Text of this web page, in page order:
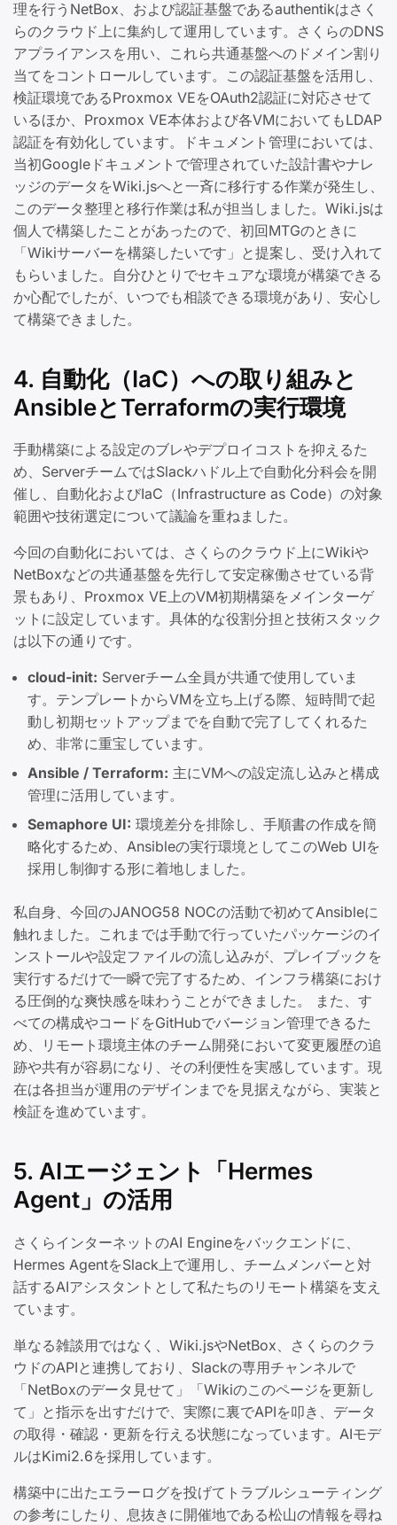
理を行うNetBox、および認証基盤であるauthentikはさく
らのクラウド上に集約して運用しています。さくらのDNS
アプライアンスを用い、これら共通基盤へのドメイン割り
当てをコントロールしています。この認証基盤を活用し、
検証環境であるProxmox VEをOAuth2認証に対応させて
いるほか、Proxmox VE本体および各VMにおいてもLDAP
認証を有効化しています。ドキュメント管理においては、
当初Googleドキュメントで管理されていた設計書やナレ
ッジのデータをWiki.jsへと一斉に移行する作業が発生し、
このデータ整理と移行作業は私が担当しました。Wiki.jsは
個人で構築したことがあったので、初回MTGのときに
「Wikiサーバーを構築したいです」と提案し、受け入れて
もらいました。自分ひとりでセキュアな環境が構築できる
か心配でしたが、いつでも相談できる環境があり、安心し
て構築できました。
4. 自動化（IaC）への取り組みと
AnsibleとTerraformの実行環境
手動構築による設定のブレやデプロイコストを抑えるた
め、ServerチームではSlackハドル上で自動化分科会を開
催し、自動化およびIaC（Infrastructure as Code）の対象
範囲や技術選定について議論を重ねました。
今回の自動化においては、さくらのクラウド上にWikiや
NetBoxなどの共通基盤を先行して安定稼働させている背
景もあり、Proxmox VE上のVM初期構築をメインターゲ
ットに設定しています。具体的な役割分担と技術スタック
は以下の通りです。
cloud-init: Serverチーム全員が共通で使用していま
す。テンプレートからVMを立ち上げる際、短時間で起
動し初期セットアップまでを自動で完了してくれるた
め、非常に重宝しています。
Ansible / Terraform: 主にVMへの設定流し込みと構成
管理に活用しています。
Semaphore UI: 環境差分を排除し、手順書の作成を簡
略化するため、Ansibleの実行環境としてこのWeb UIを
採用し制御する形に着地しました。
私自身、今回のJANOG58 NOCの活動で初めてAnsibleに
触れました。これまでは手動で行っていたパッケージのイ
ンストールや設定ファイルの流し込みが、プレイブックを
実行するだけで一瞬で完了するため、インフラ構築におけ
る圧倒的な爽快感を味わうことができました。 また、す
べての構成やコードをGitHubでバージョン管理できるた
め、リモート環境主体のチーム開発において変更履歴の追
跡や共有が容易になり、その利便性を実感しています。現
在は各担当が運用のデザインまでを見据えながら、実装と
検証を進めています。
5. AIエージェント「Hermes
Agent」の活用
さくらインターネットのAI Engineをバックエンドに、
Hermes AgentをSlack上で運用し、チームメンバーと対
話するAIアシスタントとして私たちのリモート構築を支え
ています。
単なる雑談用ではなく、Wiki.jsやNetBox、さくらのクラ
ウドのAPIと連携しており、Slackの専用チャンネルで
「NetBoxのデータ見せて」「Wikiのこのページを更新し
て」と指示を出すだけで、実際に裏でAPIを叩き、データ
の取得・確認・更新を行える状態になっています。AIモデ
ルはKimi2.6を採用しています。
構築中に出たエラーログを投げてトラブルシューティング
の参考にしたり、息抜きに開催地である松山の情報を尋ね